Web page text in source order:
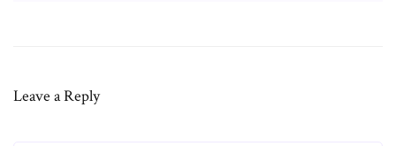
Leave a Reply